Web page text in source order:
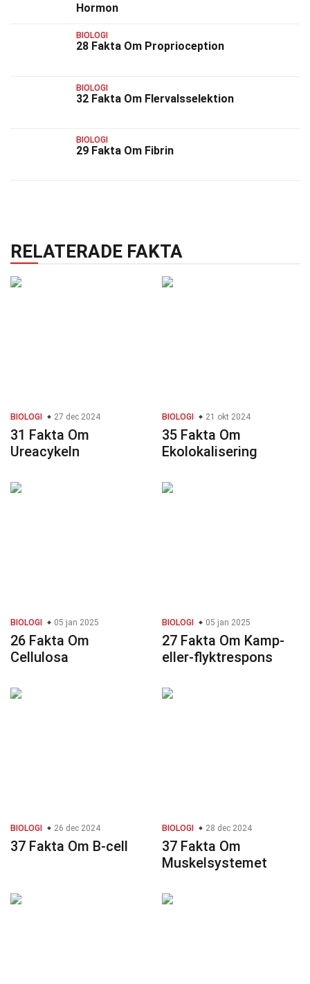
Hormon
BIOLOGI
28 Fakta Om Proprioception
BIOLOGI
32 Fakta Om Flervalsselektion
BIOLOGI
29 Fakta Om Fibrin
RELATERADE FAKTA
BIOLOGI 27 dec 2024
31 Fakta Om
Ureacykeln
BIOLOGI 21 okt 2024
35 Fakta Om
Ekolokalisering
BIOLOGI 05 jan 2025
26 Fakta Om
Cellulosa
BIOLOGI 05 jan 2025
27 Fakta Om Kamp-
eller-flyktrespons
BIOLOGI 26 dec 2024
37 Fakta Om B-cell
BIOLOGI 28 dec 2024
37 Fakta Om
Muskelsystemet